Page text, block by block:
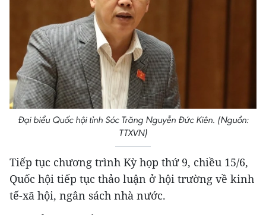
Đại biểu Quốc hội tỉnh Sóc Trăng Nguyễn Đức Kiên. (Nguồn:
TTXVN)
Tiếp tục chương trình Kỳ họp thứ 9, chiều 15/6,
Quốc hội tiếp tục thảo luận ở hội trường về kinh
tế-xã hội, ngân sách nhà nước.